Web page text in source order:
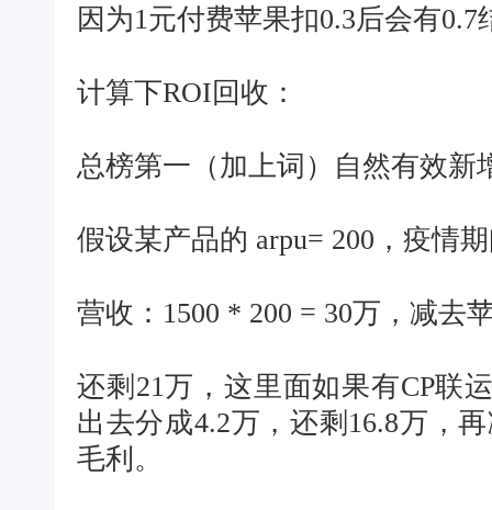
因为1元付费苹果扣0.3后会有0.7
计算下ROI回收：
总榜第一（加上词）自然有效新
假设某产品的 arpu= 200，疫情
营收：1500 * 200 = 30万，减去
还剩21万，这里面如果有CP联
出去分成4.2万，还剩16.8万，
毛利。